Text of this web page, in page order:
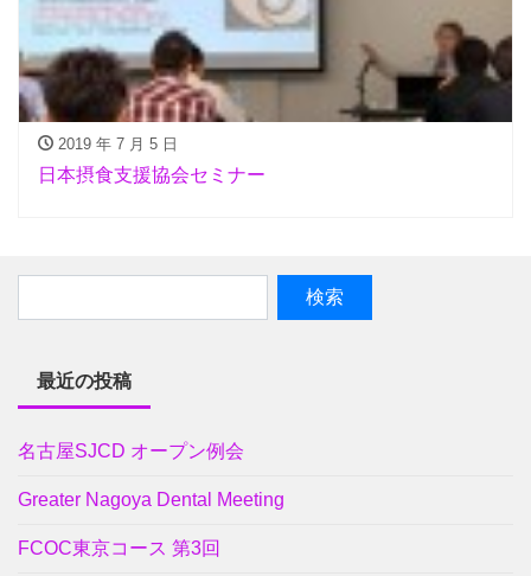
2019 年 7 月 5 日
日本摂食支援協会セミナー
最近の投稿
名古屋SJCD オープン例会
Greater Nagoya Dental Meeting
FCOC東京コース 第3回